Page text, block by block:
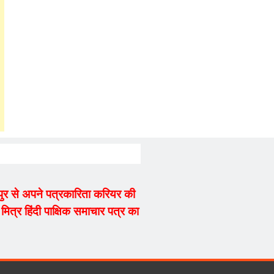
से अपने पत्रकारिता करियर की
हिंदी पाक्षिक समाचार पत्र का